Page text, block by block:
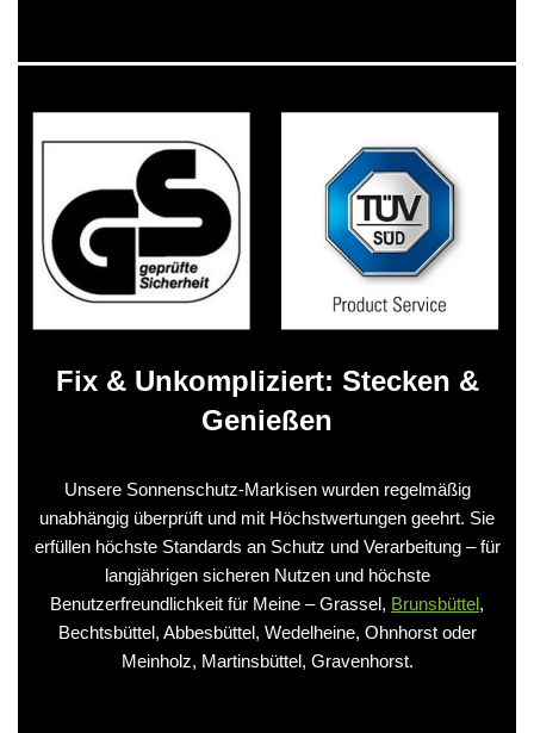
Fix & Unkompliziert: Stecken &
Genießen
Unsere Sonnenschutz-Markisen wurden regelmäßig
unabhängig überprüft und mit Höchstwertungen geehrt. Sie
erfüllen höchste Standards an Schutz und Verarbeitung – für
langjährigen sicheren Nutzen und höchste
Benutzerfreundlichkeit für Meine – Grassel, Brunsbüttel,
Bechtsbüttel, Abbesbüttel, Wedelheine, Ohnhorst oder
Meinholz, Martinsbüttel, Gravenhorst.